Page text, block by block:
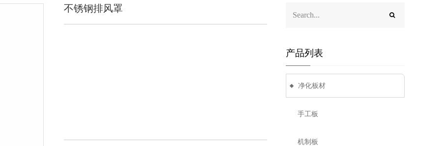
产品列表
净化板材
手工板
机制板
不锈钢排风罩